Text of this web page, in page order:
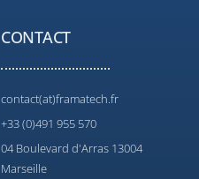
CONTACT
contact(at)framatech.fr
+33 (0)491 955 570
04 Boulevard d'Arras 13004
Marseille